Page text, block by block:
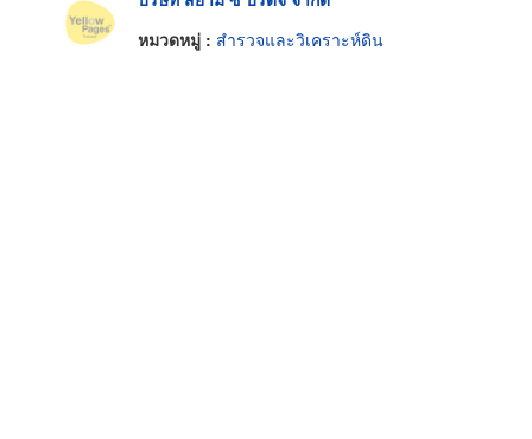
หมวดหมู่ : สำรวจและวิเคราะห์ดิน